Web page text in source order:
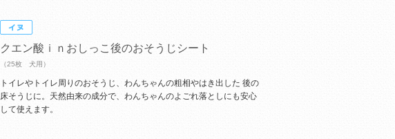
クエン酸ｉｎおしっこ後のおそうじシート
（25枚 犬用）
トイレやトイレ周りのおそうじ、わんちゃんの粗相やはき出した 後の
床そうじに。天然由来の成分で、わんちゃんのよごれ落としにも安心
して使えます。